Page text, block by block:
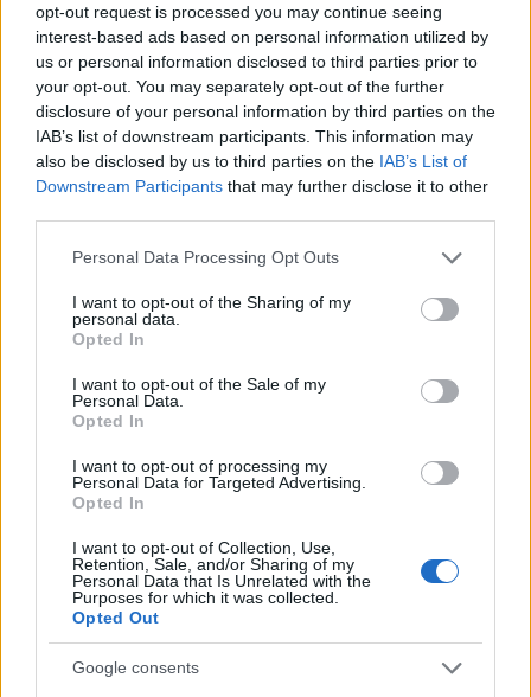
opt-out request is processed you may continue seeing
interest-based ads based on personal information utilized by
us or personal information disclosed to third parties prior to
your opt-out. You may separately opt-out of the further
disclosure of your personal information by third parties on the
IAB’s list of downstream participants. This information may
also be disclosed by us to third parties on the IAB’s List of
Downstream Participants that may further disclose it to other
Please note that this website/app uses one or more Google
not limited to your visit or usage behaviour. You may click to
grant or deny consent to Google and its third-party tags to
use your data for below specified purposes in below Google
consent section.
Personal Data Processing Opt Outs
I want to opt-out of the Sharing of my
personal data.
Opted In
I want to opt-out of the Sale of my
Personal Data.
Opted In
I want to opt-out of processing my
Personal Data for Targeted Advertising.
Opted In
I want to opt-out of Collection, Use,
Retention, Sale, and/or Sharing of my
Personal Data that Is Unrelated with the
Purposes for which it was collected.
Opted Out
Google consents
Continua a leggere
LIFESTYLE